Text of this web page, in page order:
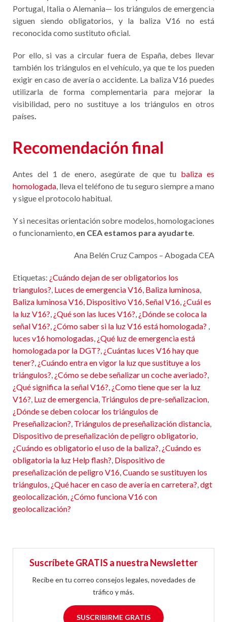
Portugal, Italia o Alemania— los triángulos de emergencia
siguen siendo obligatorios, y la baliza V16 no está
reconocida como sustituto oficial.
Por ello, si vas a circular fuera de España, debes llevar
también los triángulos en el vehículo, ya que te los pueden
exigir en caso de avería o accidente. La baliza V16 puedes
utilizarla de forma complementaria para mejorar la
visibilidad, pero no sustituye a los triángulos en otros
países.
Recomendación final
Antes del 1 de enero, asegúrate de que tu baliza es
homologada, lleva el teléfono de tu seguro siempre a mano
y sigue el protocolo habitual.
Y si necesitas orientación sobre modelos, homologaciones
o funcionamiento, en CEA estamos para ayudarte.
Ana Belén Cruz Campos – Abogada CEA
Etiquetas: ¿Cuándo dejan de ser obligatorios los
triangulos?, Luces de emergencia V16, Baliza luminosa,
Baliza luminosa V16, Dispositivo V16,Señal V16, ¿Cuál es
la luz V16?, ¿Qué son las luces V16?, ¿Dónde se coloca la
señal V16?, ¿Cómo saber si la luz V16 está homologada? ,
luces v16 homologadas, ¿Qué luz de emergencia está
homologada por la DGT?, ¿Cuántas luces V16 hay que
tener?, ¿Cuándo entra en vigor la luz que sustituye a los
triángulos?, ¿Cómo se debe señalizar un coche averiado?,
¿Qué significa la señal V16?, ¿Como tiene que ser la luz
V16?, Luz de emergencia, Triángulos de pre-señalizacion,
¿Dónde se deben colocar los triángulos de
Preseñalizacion?, Triángulos de preseñalización distancia,
Dispositivo de preseñalización de peligro obligatorio,
¿Cuándo es obligatorio el uso de la baliza?, ¿Cuándo es
obligatoria la luz Help flash?, Dispositivo de
preseñalización de peligro V16,Cuando se sustituyen los
triángulos, ¿Qué hacer en caso de avería en carretera?,dgt
geolocalización, ¿Cómo funciona V16 con
geolocalización?
Suscríbete GRATIS a nuestra Newsletter
Recibe en tu correo consejos legales, novedades de
tráfico y más.
SUSCRIBIRME GRATIS